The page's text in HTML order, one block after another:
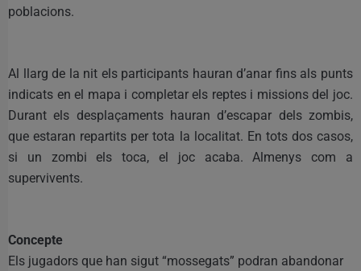
poblacions.
Al llarg de la nit els participants hauran d’anar fins als punts
indicats en el mapa i completar els reptes i missions del joc.
Durant els desplaçaments hauran d’escapar dels zombis,
que estaran repartits per tota la localitat. En tots dos casos,
si un zombi els toca, el joc acaba. Almenys com a
supervivents.
Concepte
Els jugadors que han sigut “mossegats” podran abandonar